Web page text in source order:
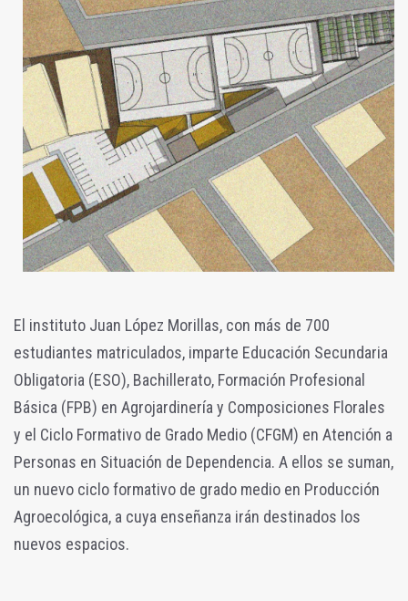
El instituto Juan López Morillas, con más de 700
estudiantes matriculados, imparte Educación Secundaria
Obligatoria (ESO), Bachillerato, Formación Profesional
Básica (FPB) en Agrojardinería y Composiciones Florales
y el Ciclo Formativo de Grado Medio (CFGM) en Atención a
Personas en Situación de Dependencia. A ellos se suman,
un nuevo ciclo formativo de grado medio en Producción
Agroecológica, a cuya enseñanza irán destinados los
nuevos espacios.